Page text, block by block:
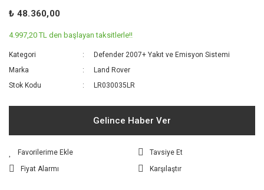
₺ 48.360,00
4.997,20 TL den başlayan taksitlerle!!
Kategori
Defender 2007+ Yakıt ve Emisyon Sistemi
Marka
Land Rover
Stok Kodu
LR030035LR
Gelince Haber Ver
Tavsiye Et
Fiyat Alarmı
Karşılaştır